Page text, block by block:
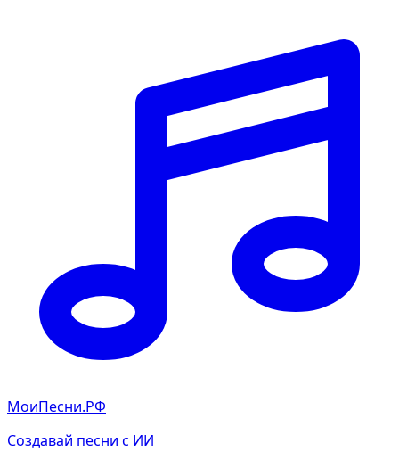
МоиПесни.РФ
Создавай песни с ИИ